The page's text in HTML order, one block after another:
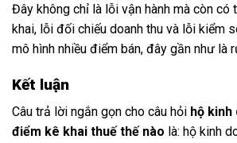
Đây không chỉ là lỗi vận hành mà còn có
khai, lỗi đối chiếu doanh thu và lỗi kiểm
mô hình nhiều điểm bán, đây gần như là
Kết luận
Câu trả lời ngắn gọn cho câu hỏi hộ
điểm kê khai thuế thế nào là: hộ kinh